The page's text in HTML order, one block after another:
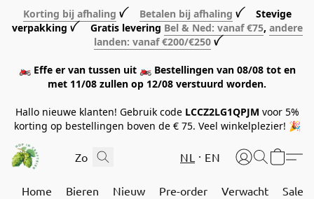
Korting bij afhaling ꪜ Betalen bij afhaling ꪜ Stevige
verpakking ꪜ Gratis levering Bel & Ned: vanaf €75, andere
landen: vanaf €200/€250 ꪜ
🏍️ Effe er van tussen uit 🏍️ Bestellingen van 08/08 tot en
met 11/08 zullen op 12/08 verstuurd worden.
Hallo nieuwe klanten! Gebruik code LCCZ2LG1QPJM voor 5%
korting op bestellingen boven de € 75. Veel winkelplezier! 🎉
NL EN
Home Bieren Nieuw Pre-order Verwacht Sale